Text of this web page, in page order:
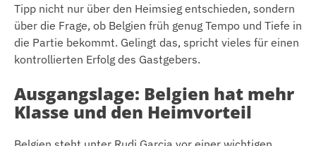
Tipp nicht nur über den Heimsieg entschieden, sondern
über die Frage, ob Belgien früh genug Tempo und Tiefe in
die Partie bekommt. Gelingt das, spricht vieles für einen
kontrollierten Erfolg des Gastgebers.
Ausgangslage: Belgien hat mehr
Klasse und den Heimvorteil